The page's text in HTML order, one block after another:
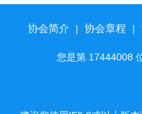
协会简介 | 协会章程 |
您是第 17444008